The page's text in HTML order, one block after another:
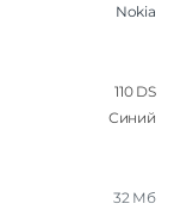
Nokia
110 DS
Синий
32 Мб